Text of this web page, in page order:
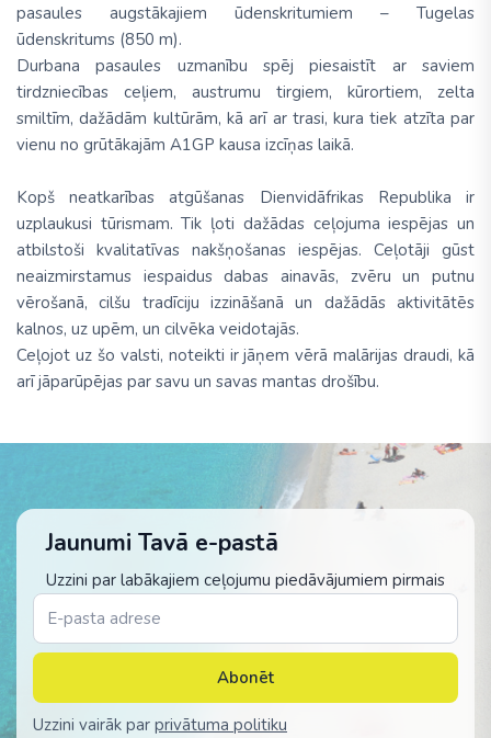
pasaules augstākajiem ūdenskritumiem – Tugelas
ūdenskritums (850 m).
Durbana pasaules uzmanību spēj piesaistīt ar saviem
tirdzniecības ceļiem, austrumu tirgiem, kūrortiem, zelta
smiltīm, dažādām kultūrām, kā arī ar trasi, kura tiek atzīta par
vienu no grūtākajām A1GP kausa izcīņas laikā.
Kopš neatkarības atgūšanas Dienvidāfrikas Republika ir
uzplaukusi tūrismam. Tik ļoti dažādas ceļojuma iespējas un
atbilstoši kvalitatīvas nakšņošanas iespējas. Ceļotāji gūst
neaizmirstamus iespaidus dabas ainavās, zvēru un putnu
vērošanā, cilšu tradīciju izzināšanā un dažādās aktivitātēs
kalnos, uz upēm, un cilvēka veidotajās.
Ceļojot uz šo valsti, noteikti ir jāņem vērā malārijas draudi, kā
arī jāparūpējas par savu un savas mantas drošību.
Jaunumi Tavā e-pastā
Uzzini par labākajiem ceļojumu piedāvājumiem pirmais
Abonēt
Uzzini vairāk par privātuma politiku